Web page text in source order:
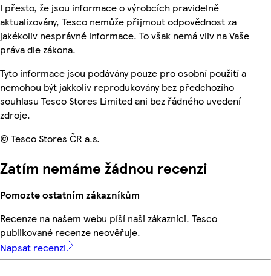
I přesto, že jsou informace o výrobcích pravidelně
aktualizovány, Tesco nemůže přijmout odpovědnost za
jakékoliv nesprávné informace. To však nemá vliv na Vaše
práva dle zákona.
Tyto informace jsou podávány pouze pro osobní použití a
nemohou být jakkoliv reprodukovány bez předchozího
souhlasu Tesco Stores Limited ani bez řádného uvedení
zdroje.
© Tesco Stores ČR a.s.
Zatím nemáme žádnou recenzi
Pomozte ostatním zákazníkům
Recenze na našem webu píší naši zákazníci. Tesco
publikované recenze neověřuje.
Napsat recenzi